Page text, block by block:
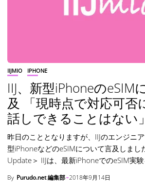
IIJMIO IPHONE
IIJ、新型iPhoneのeSIM
及 「現時点で対応可否
話しできることはない」
昨日のこととなりますが、IIJのエンジニ
型iPhoneなどのeSIMについて言及しま
Update＞ IIJは、最新iPhoneでのeSIM実
By Purudo.net 編集部 2018年9月14日